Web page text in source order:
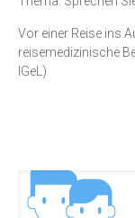
Vor einer Reise ins
reisemedizinische
IGeL)